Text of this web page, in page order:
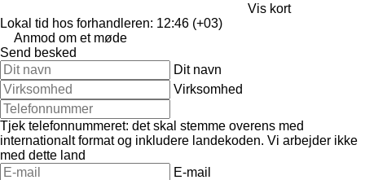
Vis kort
Lokal tid hos forhandleren: 12:46 (+03)
Anmod om et møde
Send besked
Dit navn
Virksomhed
Tjek telefonnummeret: det skal stemme overens med
internationalt format og inkludere landekoden. Vi arbejder ikke
med dette land
E-mail